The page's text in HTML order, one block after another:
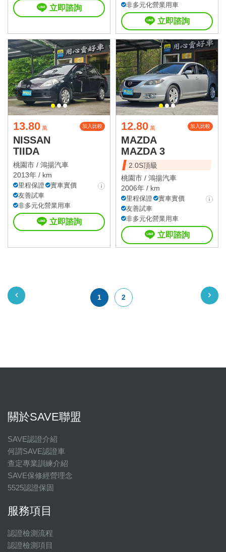
立即諮詢
非多元化營業用車
立即諮詢
13.80 萬 加入比較
NISSAN
TIIDA
桃園市 / 鴻揚汽車
2013年 / km
里程保證
實車實價
友善試車
非多元化營業用車
立即諮詢
12.80 萬 加入比較
MAZDA
MAZDA 3
2.0S頂級
桃園市 / 鴻揚汽車
2006年 / km
里程保證
實車實價
友善試車
非多元化營業用車
立即諮詢
1 2
關於SAVE聯盟
SAVE認證介紹
何謂SAVE認證車
查定專業訓練介紹
SAVE保修經營理念
5525認證保固
服務項目
認證檢測流程
認證檢測項目